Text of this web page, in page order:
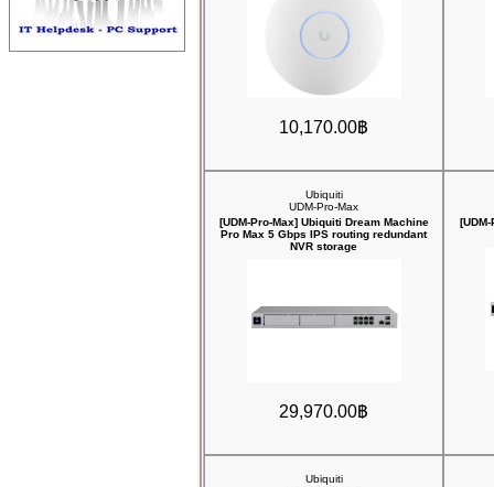
10,170.00฿
Ubiquiti
UDM-Pro-Max
[UDM-Pro-Max] Ubiquiti Dream Machine
Pro Max 5 Gbps IPS routing redundant
NVR storage
29,970.00฿
Ubiquiti